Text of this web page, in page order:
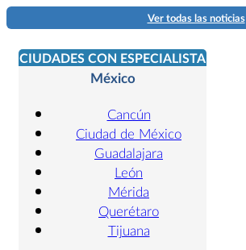
Ver todas las noticias
CIUDADES CON ESPECIALISTA
México
Cancún
Ciudad de México
Guadalajara
León
Mérida
Querétaro
Tijuana